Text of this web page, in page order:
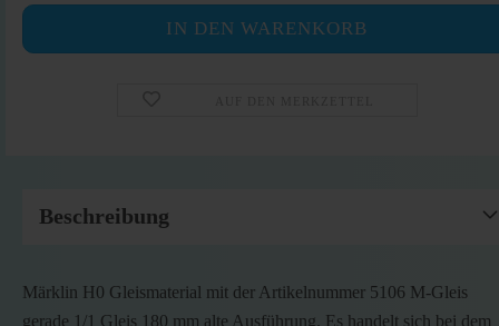
Beschreibung
Märklin H0 Gleismaterial mit der Artikelnummer 5106 M-Gleis
gerade 1/1 Gleis 180 mm alte Ausführung. Es handelt sich bei dem